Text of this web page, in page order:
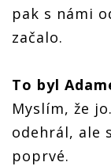
pak s námi
začalo.
To byl
Myslím, že
odehrál, ale
poprvé.